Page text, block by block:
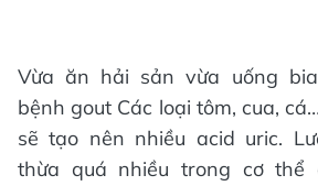
Vừa ăn hải sản vừa uống
bệnh gout Các loại tôm, cua,
sẽ tạo nên nhiều acid uric.
thừa quá nhiều trong cơ thể